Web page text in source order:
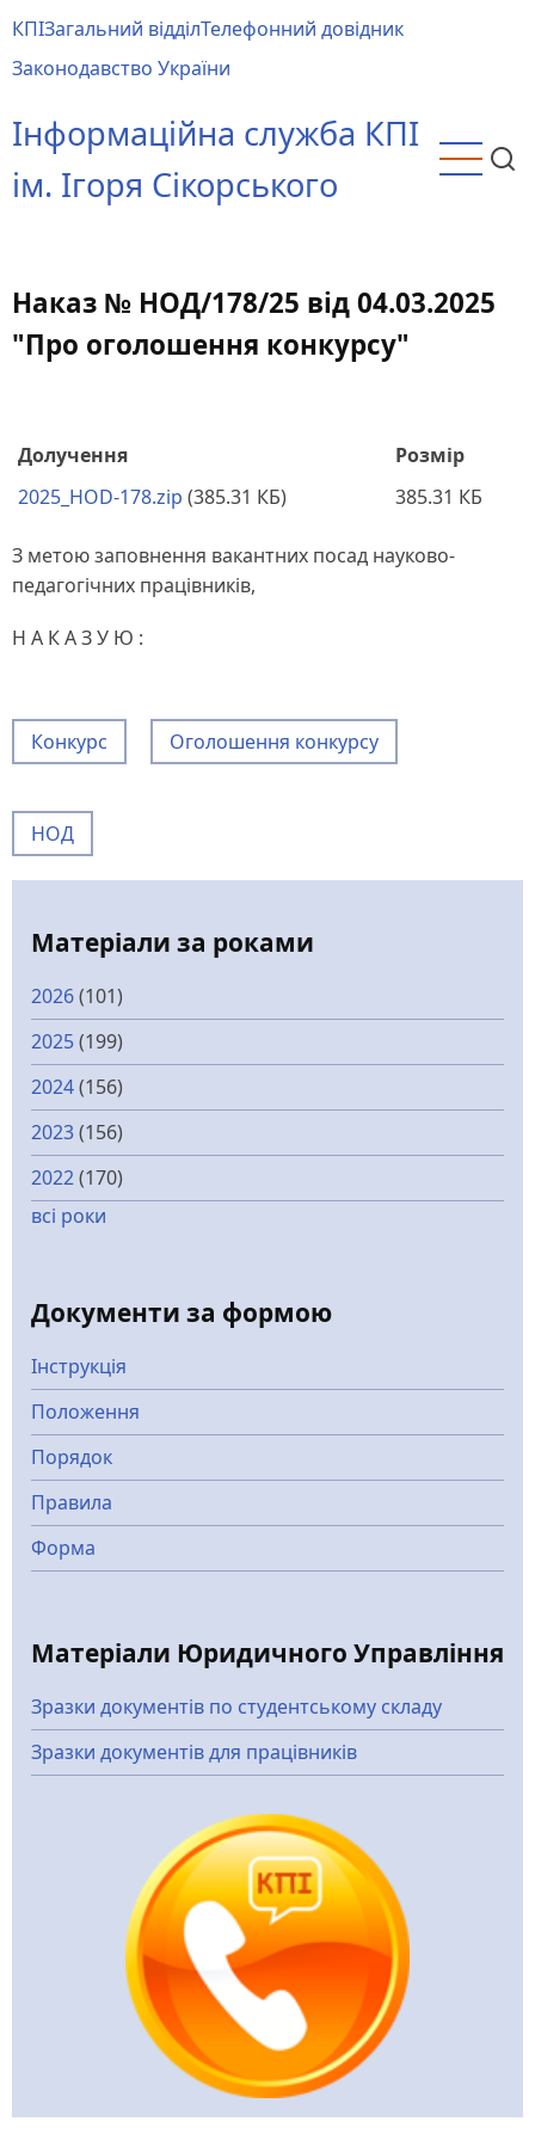
до
основного
КПІЗагальний відділТелефонний довідник
Законодавство України
Інформаційна служба КПІ
ім. Ігоря Сікорського
Наказ № НОД/178/25 від 04.03.2025
"Про оголошення конкурсу"
Долучення
Розмір
2025_HOD-178.zip (385.31 КБ) 385.31 КБ
З метою заповнення вакантних посад науково-
педагогічних працівників,
Н А К А З У Ю :
Конкурс Оголошення конкурсу
НОД
Матеріали за роками
2026(101)
2025(199)
2024(156)
2023(156)
2022(170)
всі роки
Документи за формою
Інструкція
Положення
Порядок
Правила
Форма
Матеріали Юридичного Управління
Зразки документів по студентському складу
Зразки документів для працівників